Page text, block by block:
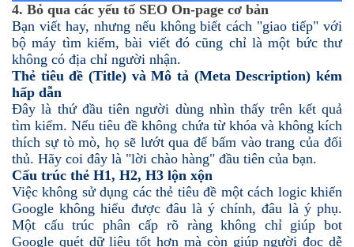
4. Bỏ qua các yếu tố SEO On-page cơ bản
Bạn viết hay, nhưng nếu không biết cách "giao tiếp" với
bộ máy tìm kiếm, bài viết đó cũng chỉ là một bức thư
không có địa chỉ người nhận.
Thẻ tiêu đề (Title) và Mô tả (Meta Description) kém
hấp dẫn
Đây là thứ đầu tiên người dùng nhìn thấy trên kết quả
tìm kiếm. Nếu tiêu đề không chứa từ khóa và không kích
thích sự tò mò, họ sẽ lướt qua để bấm vào trang của đối
thủ. Hãy coi đây là "lời chào hàng" đầu tiên của bạn.
Cấu trúc thẻ H1, H2, H3 lộn xộn
Việc không sử dụng các thẻ tiêu đề một cách logic khiến
Google không hiểu được đâu là ý chính, đâu là ý phụ.
Một cấu trúc phân cấp rõ ràng không chỉ giúp bot
Google quét dữ liệu tốt hơn mà còn giúp người đọc dễ